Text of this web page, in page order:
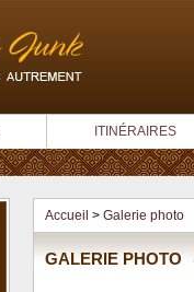
ITINÉRAIRES
Accueil > Galerie photo
GALERIE PHOTO